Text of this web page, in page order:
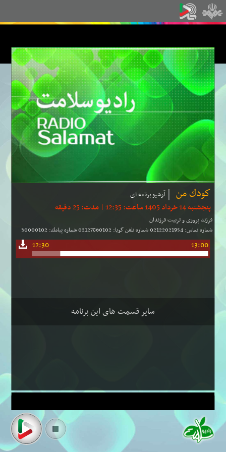
كودك من آرشیو برنامه ای
پنجشنبه 14 خرداد 1405 ساعت: 12:35 | مدت: 25 دقیقه
فرزند پروری و تربیت فرزندان
شماره تماس: 02122021954 شماره تلفن گویا: 02127860102 شماره پیامك: 30000102
12:30 13:00
سایر قسمت های این برنامه